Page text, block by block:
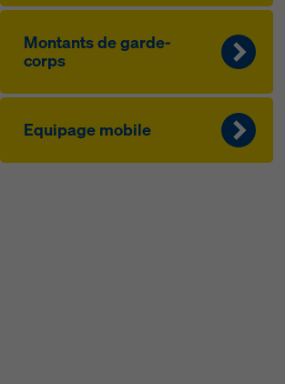
Mon­tants de garde-
corps
Equi­page mo­bile